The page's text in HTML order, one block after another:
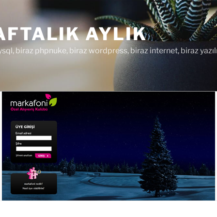
AYLIK
biraz phpnuke, biraz wordpress, biraz internet, biraz